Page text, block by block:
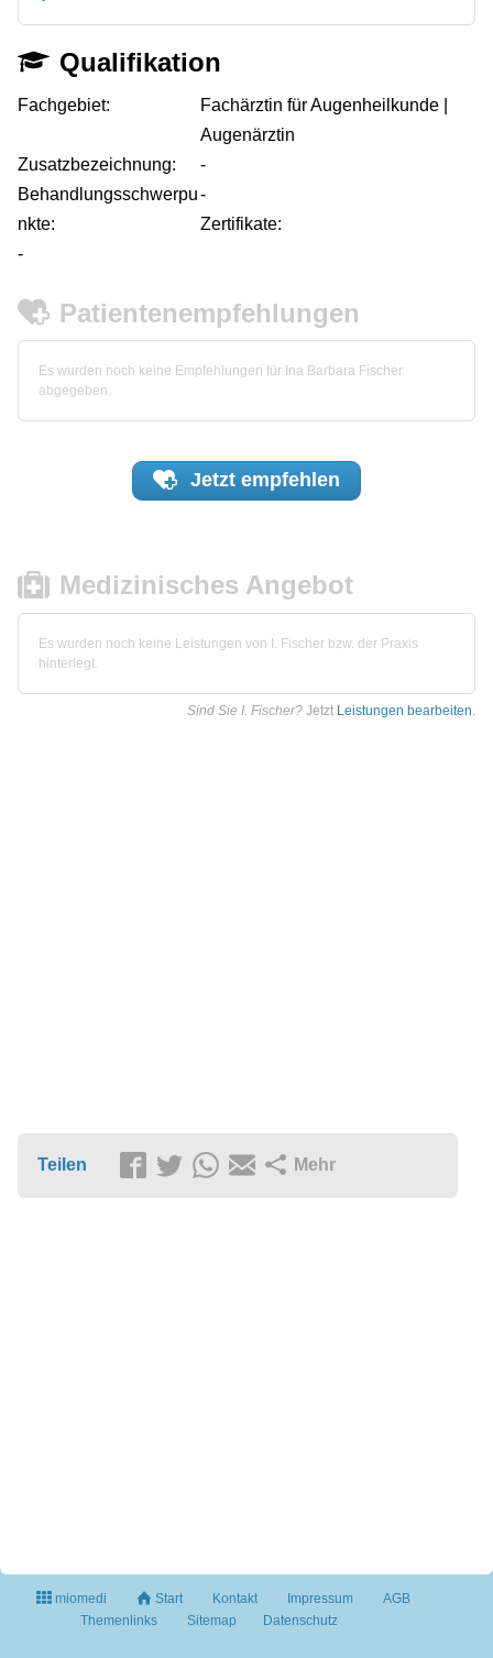
Qualifikation
Fachgebiet:
Fachärztin für Augenheilkunde |
Augenärztin
Zusatzbezeichnung:
-
Behandlungsschwerpu
nkte:
-
Zertifikate:
-
Patientenempfehlungen
Es wurden noch keine Empfehlungen für Ina Barbara Fischer
abgegeben.
Jetzt empfehlen
Medizinisches Angebot
Es wurden noch keine Leistungen von I. Fischer bzw. der Praxis
hinterlegt.
Sind Sie I. Fischer? Jetzt Leistungen bearbeiten.
Teilen Mehr
miomedi Start Kontakt Impressum
AGB
Themenlinks
Sitemap Datenschutz